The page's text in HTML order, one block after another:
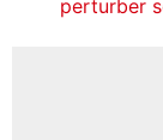
perturber